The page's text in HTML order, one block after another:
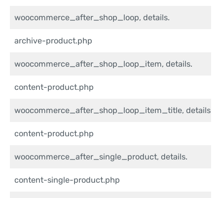
woocommerce_after_shop_loop, details.
archive-product.php
woocommerce_after_shop_loop_item, details.
content-product.php
woocommerce_after_shop_loop_item_title, details.
content-product.php
woocommerce_after_single_product, details.
content-single-product.php